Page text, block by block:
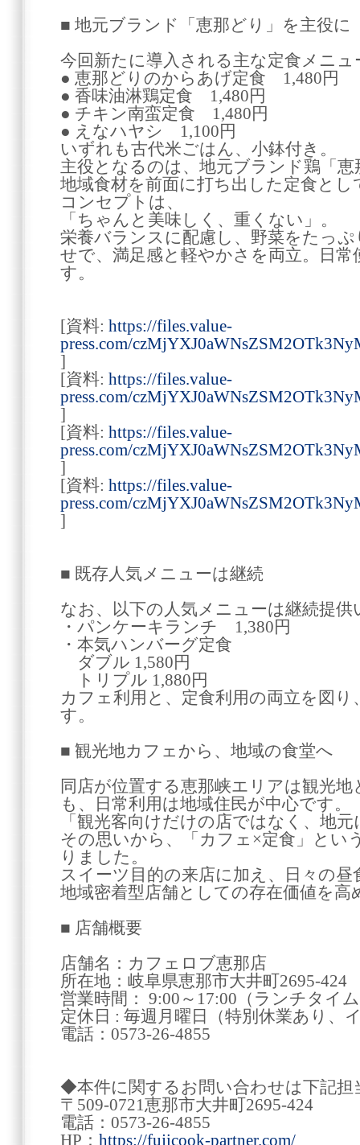
■ 地元ブランド「恵那どり」を主役に
今回新たに導入される主な定食メニ
● 恵那どりのからあげ定食 1,480円
● 香味油淋鶏定食 1,480円
● チキン南蛮定食 1,480円
● えなハヤシ 1,100円
いずれも古代米ごはん、小鉢付き。
主役となるのは、地元ブランド鶏「恵
地域食材を前面に打ち出した定食とし
コンセプトは、
「ちゃんと美味しく、重くない」。
栄養バランスに配慮し、野菜をたっ
せで、満足感と軽やかさを両立。日
す。
[資料: https://files.value-
press.com/
]
[資料: https://files.value-
press.com/
]
[資料: https://files.value-
press.com/
]
[資料: https://files.value-
press.com/
]
■ 既存人気メニューは継続
なお、以下の人気メニューは継続提供
・パンケーキランチ 1,380円
・本気ハンバーグ定食
ダブル 1,580円
トリプル 1,880円
カフェ利用と、定食利用の両立を図
す。
■ 観光地カフェから、地域の食堂へ
同店が位置する恵那峡エリアは観光
も、日常利用は地域住民が中心です。
「観光客向けだけの店ではなく、地
その思いから、「カフェ×定食」とい
りました。
スイーツ目的の来店に加え、日々の
地域密着型店舗としての存在価値を高
■ 店舗概要
店舗名：カフェロブ恵那店
所在地：岐阜県恵那市大井町2695-424
営業時間： 9:00～17:00（ランチタイ
定休日 : 毎週月曜日（特別休業あり、
電話：0573-26-4855
◆本件に関するお問い合わせは下記担
〒509-0721恵那市大井町2695-424
電話：0573-26-4855
HP： https://fujicook-partner.com/